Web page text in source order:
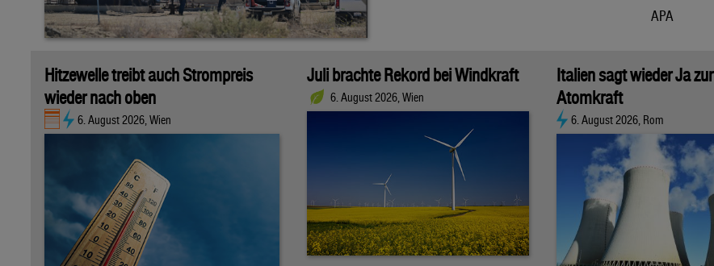
APA
Hitzewelle treibt auch Strompreis
wieder nach oben
6. August 2026, Wien
Juli brachte Rekord bei Windkraft
6. August 2026, Wien
Italien sagt wieder Ja zur
Atomkraft
6. August 2026, Rom